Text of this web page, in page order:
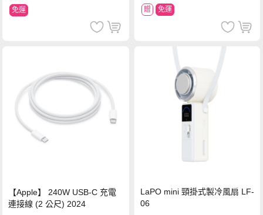
免運 贈 免運
【Apple】 240W USB-C 充電
連接線 (2 公尺) 2024
LaPO mini 頸掛式製冷風扇 LF-
06